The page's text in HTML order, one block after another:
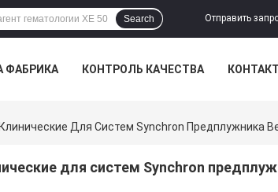
Отправить
Search
ФАБРИКА КОНТРОЛЬ КАЧЕСТВА
Для Систем Synchron Предплужника
для систем Synchron